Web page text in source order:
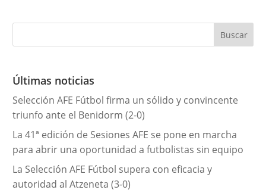
g
r
a
s
Últimas noticias
Selección AFE Fútbol firma un sólido y convincente
triunfo ante el Benidorm (2-0)
La 41ª edición de Sesiones AFE se pone en marcha
para abrir una oportunidad a futbolistas sin equipo
La Selección AFE Fútbol supera con eficacia y
autoridad al Atzeneta (3-0)